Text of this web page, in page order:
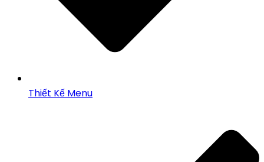
Thiết Kế Menu